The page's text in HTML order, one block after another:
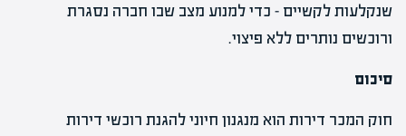
שנקלעות לקשיים – כדי למנוע מצב שבו חברה נסגרת
ורוכשים נותרים ללא פיצוי.
סיכום
חוק המכר דירות הוא מנגנון חיוני להגנת רוכשי דירות